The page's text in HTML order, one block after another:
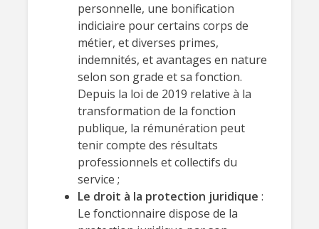
personnelle, une bonification
indiciaire pour certains corps de
métier, et diverses primes,
indemnités, et avantages en nature
selon son grade et sa fonction.
Depuis la loi de 2019 relative à la
transformation de la fonction
publique, la rémunération peut
tenir compte des résultats
professionnels et collectifs du
service ;
Le droit à la protection juridique :
Le fonctionnaire dispose de la